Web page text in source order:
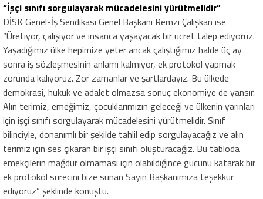
“İşçi sınıfı sorgulayarak mücadelesini yürütmelidir”
DİSK Genel-İş Sendikası Genel Başkanı Remzi Çalışkan ise
“Üretiyor, çalışıyor ve insanca yaşayacak bir ücret talep ediyoruz.
Yaşadığımız ülke hepimize yeter ancak çalıştığımız halde üç ay
sonra iş sözleşmesinin anlamı kalmıyor, ek protokol yapmak
zorunda kalıyoruz. Zor zamanlar ve şartlardayız. Bu ülkede
demokrasi, hukuk ve adalet olmazsa sonuç ekonomiye de yansır.
Alın terimiz, emeğimiz, çocuklarımızın geleceği ve ülkenin yarınları
için işçi sınıfı sorgulayarak mücadelesini yürütmelidir. Sınıf
bilinciyle, donanımlı bir şekilde tahlil edip sorgulayacağız ve alın
terimiz için ses çıkaran bir işçi sınıfı oluşturacağız. Bu tabloda
emekçilerin mağdur olmaması için olabildiğince gücünü katarak bir
ek protokol sürecini bize sunan Sayın Başkanımıza teşekkür
ediyoruz” şeklinde konuştu.